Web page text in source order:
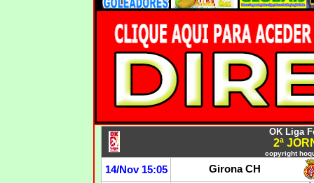
OK Liga
2ª
copyright
14/Nov 15:05 Girona CH